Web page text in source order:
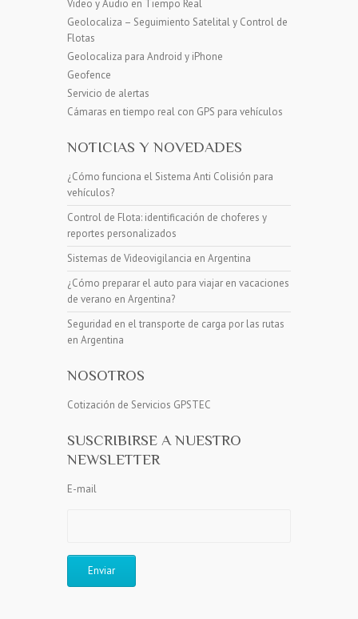
Video y Audio en Tiempo Real
Geolocaliza – Seguimiento Satelital y Control de
Flotas
Geolocaliza para Android y iPhone
Geofence
Servicio de alertas
Cámaras en tiempo real con GPS para vehículos
NOTICIAS Y NOVEDADES
¿Cómo funciona el Sistema Anti Colisión para
vehículos?
Control de Flota: identificación de choferes y
reportes personalizados
Sistemas de Videovigilancia en Argentina
¿Cómo preparar el auto para viajar en vacaciones
de verano en Argentina?
Seguridad en el transporte de carga por las rutas
en Argentina
NOSOTROS
Cotización de Servicios GPSTEC
SUSCRIBIRSE A NUESTRO
NEWSLETTER
E-mail